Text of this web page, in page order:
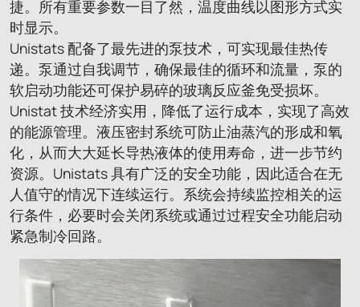
捷。所有重要参数一目了然，温度曲线以图形方式实
时显示。
Unistats 配备了最先进的泵技术，可实现最佳热传
递。泵通过自我调节，确保最佳的循环和流量，泵的
软启动功能还可保护易碎的玻璃反应釜免受损坏。
Unistat 技术经济实用，降低了运行成本，实现了高效
的能源管理。液压密封系统可防止油蒸汽的形成和氧
化，从而大大延长导热液体的使用寿命，进一步节约
资源。Unistats 具有广泛的安全功能，因此适合在无
人值守的情况下连续运行。系统会持续监控相关的运
行条件，必要时会关闭系统或通过过程安全功能启动
紧急制冷回路。